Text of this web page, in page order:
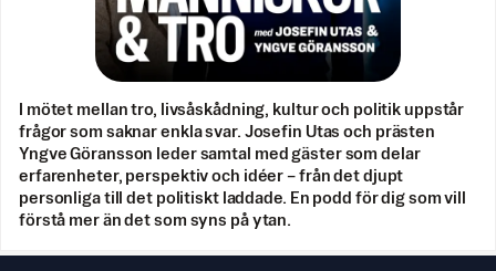
I mötet mellan tro, livsåskådning, kultur och politik uppstår
frågor som saknar enkla svar. Josefin Utas och prästen
Yngve Göransson leder samtal med gäster som delar
erfarenheter, perspektiv och idéer – från det djupt
personliga till det politiskt laddade. En podd för dig som vill
förstå mer än det som syns på ytan.